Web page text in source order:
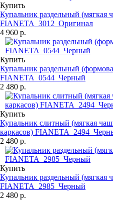
Купить
Купальник раздельный (мягкая
FIANETA_3012_Оригинал
4 960 р.
Купить
Купальник раздельный
FIANETA_0544_Черный
2 480 р.
Купить
Купальник слитный (мягкая
каркасов)
2 480 р.
Купить
Купальник раздельный (мягкая
FIANETA_2985_Черный
2 480 р.